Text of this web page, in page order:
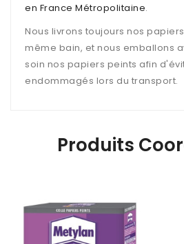
en France Métropolitaine.
Nous livrons toujours nos
même bain, et nous emballons
soin nos papiers peints afin
endommagés lors du transport.
Produits